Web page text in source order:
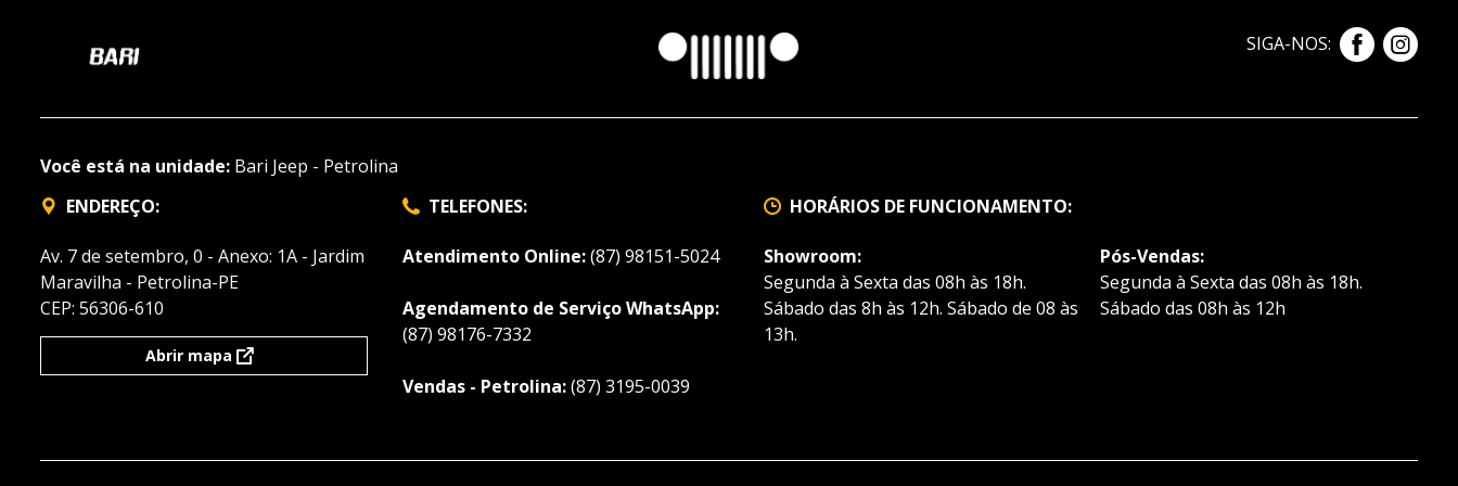
SIGA-NOS:
Você está na unidade: Bari Jeep - Petrolina
ENDEREÇO:
Av. 7 de setembro, 0 - Anexo: 1A - Jardim
Maravilha - Petrolina-PE
CEP: 56306-610
Abrir mapa
TELEFONES:
Atendimento Online:(87) 98151-5024
Agendamento de Serviço WhatsApp:
(87) 98176-7332
Vendas - Petrolina:(87) 3195-0039
HORÁRIOS DE FUNCIONAMENTO:
Showroom:
Segunda à Sexta das 08h às 18h.
Sábado das 8h às 12h. Sábado de 08 às
13h.
Pós-Vendas:
Segunda à Sexta das 08h às 18h.
Sábado das 08h às 12h